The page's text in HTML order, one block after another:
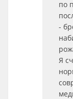
по
-
Я